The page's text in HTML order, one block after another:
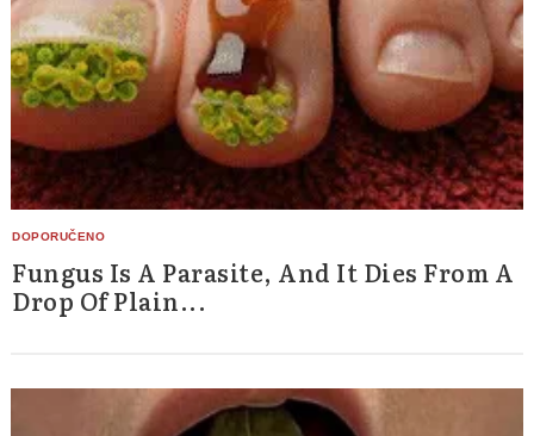
Fungus Is A Parasite, And It Dies From A
Drop Of Plain...